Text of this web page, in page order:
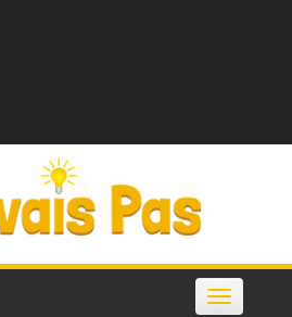
Toggle
navigation